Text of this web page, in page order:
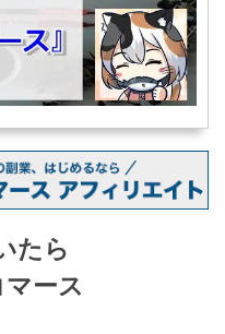
たら
ース